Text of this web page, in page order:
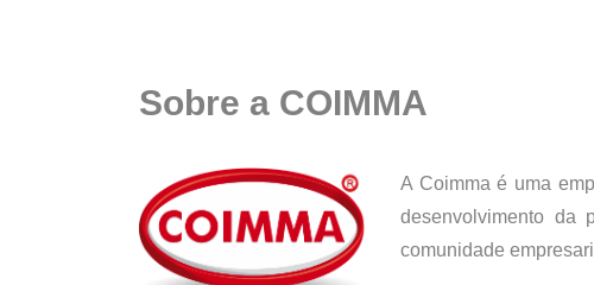
Sobre a COIMMA
A Coimma é uma
desenvolvimento da
comunidade